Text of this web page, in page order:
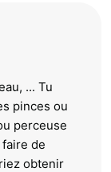
... Tu
pinces ou
perceuse
de
obtenir